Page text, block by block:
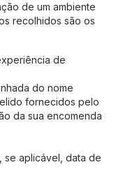
de um ambiente
recolhidos são os
de
do nome
fornecidos pelo
da sua encomenda
se aplicável, data de